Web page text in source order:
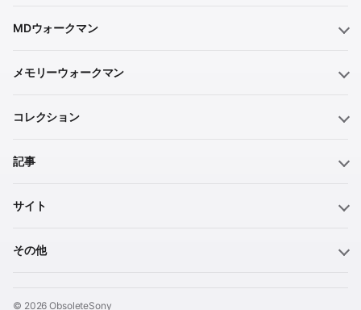
MDウォークマン
メモリーウォークマン
コレクション
記事
サイト
その他
© 2026 ObsoleteSony